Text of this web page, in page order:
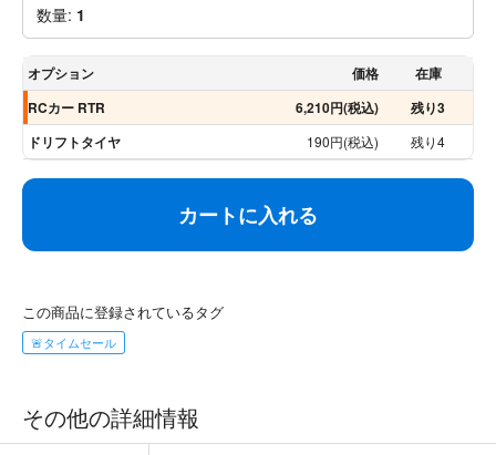
数量: 1
オプション 価格
在庫
RCカー RTR
6,210円(税込)
残り3
ドリフトタイヤ
190円(税込) 残り4
カートに入れる
この商品に登録されているタグ
🚨タイムセール
その他の詳細情報